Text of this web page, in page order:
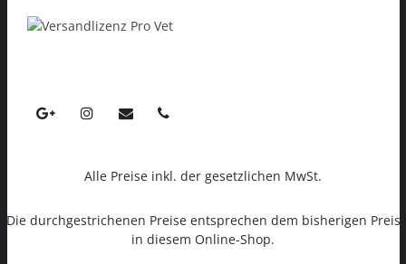
Alle Preise inkl. der gesetzlichen MwSt.
Die durchgestrichenen Preise entsprechen dem bisherigen Preis
in diesem Online-Shop.